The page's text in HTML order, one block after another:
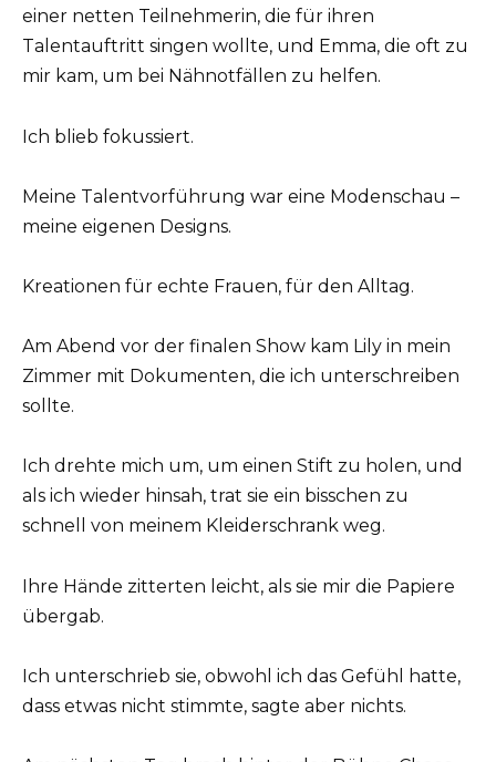
einer netten Teilnehmerin, die für ihren
Talentauftritt singen wollte, und Emma, die oft zu
mir kam, um bei Nähnotfällen zu helfen.
Ich blieb fokussiert.
Meine Talentvorführung war eine Modenschau –
meine eigenen Designs.
Kreationen für echte Frauen, für den Alltag.
Am Abend vor der finalen Show kam Lily in mein
Zimmer mit Dokumenten, die ich unterschreiben
sollte.
Ich drehte mich um, um einen Stift zu holen, und
als ich wieder hinsah, trat sie ein bisschen zu
schnell von meinem Kleiderschrank weg.
Ihre Hände zitterten leicht, als sie mir die Papiere
übergab.
Ich unterschrieb sie, obwohl ich das Gefühl hatte,
dass etwas nicht stimmte, sagte aber nichts.